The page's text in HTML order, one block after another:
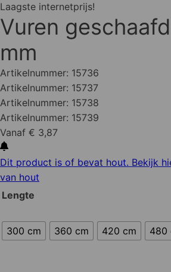
Laagste internetprijs!
Vuren
mm
Artikelnummer: 15736
Artikelnummer: 15737
Artikelnummer: 15738
Artikelnummer: 15739
Vanaf € 3,87
Dit product is of bevat hout. Bekijk
van hout
Lengte
300 cm 360 cm 420 cm 480